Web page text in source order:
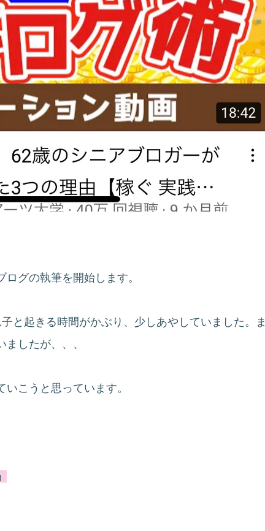
グの執筆を開始します。
と起きる時間がかぶり、少しあやしていました。ま
したが、、、
こうと思っています。